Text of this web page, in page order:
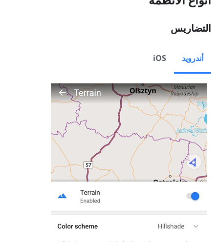
التضاريس
أندرويد iOS